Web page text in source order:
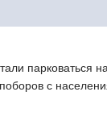
парковаться
с